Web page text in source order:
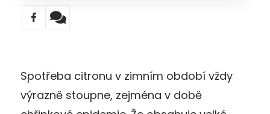
Spotřeba citronu v zimním období vždy
výrazně stoupne, zejména v době